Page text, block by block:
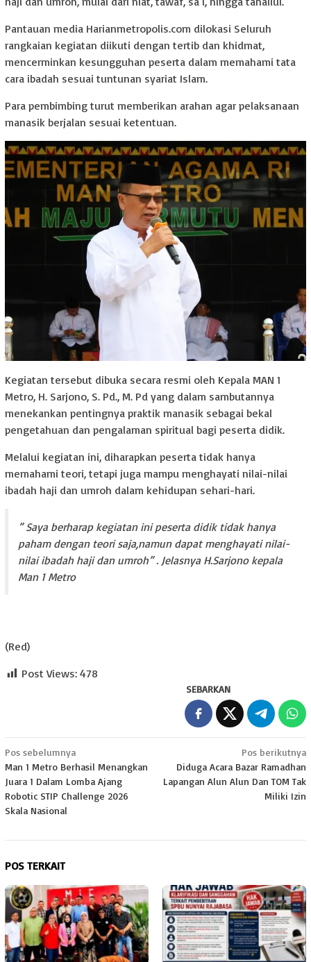
Pantauan media Harianmetropolis.com dilokasi Seluruh
rangkaian kegiatan diikuti dengan tertib dan khidmat,
mencerminkan kesungguhan peserta dalam memahami tata
cara ibadah sesuai tuntunan syariat Islam.
Para pembimbing turut memberikan arahan agar pelaksanaan
manasik berjalan sesuai ketentuan.
Kegiatan tersebut dibuka secara resmi oleh Kepala MAN 1
Metro, H. Sarjono, S. Pd., M. Pd yang dalam sambutannya
menekankan pentingnya praktik manasik sebagai bekal
pengetahuan dan pengalaman spiritual bagi peserta didik.
Melalui kegiatan ini, diharapkan peserta tidak hanya
memahami teori, tetapi juga mampu menghayati nilai-nilai
ibadah haji dan umroh dalam kehidupan sehari-hari.
” Saya berharap kegiatan ini peserta didik tidak hanya
paham dengan teori saja,namun dapat menghayati nilai-
nilai ibadah haji dan umroh” . Jelasnya H.Sarjono kepala
Man 1 Metro
(Red)
Post Views: 478
SEBARKAN
Navigasi
pos
Pos sebelumnya
Man 1 Metro Berhasil Menangkan
Juara 1 Dalam Lomba Ajang
Robotic STIP Challenge 2026
Skala Nasional
Pos berikutnya
Diduga Acara Bazar Ramadhan
Lapangan Alun Alun Dan TOM Tak
Miliki Izin
POS TERKAIT